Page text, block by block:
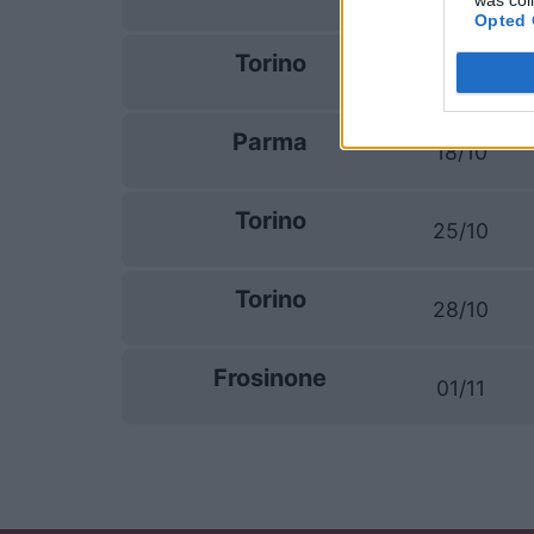
Opted
Torino
Parma 18/10
Torino 25/10
Torino 28/10
Frosinone 01/11